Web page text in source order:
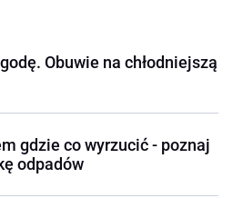
Obuwie na chłodniejszą
gdzie co wyrzucić - poznaj
odpadów